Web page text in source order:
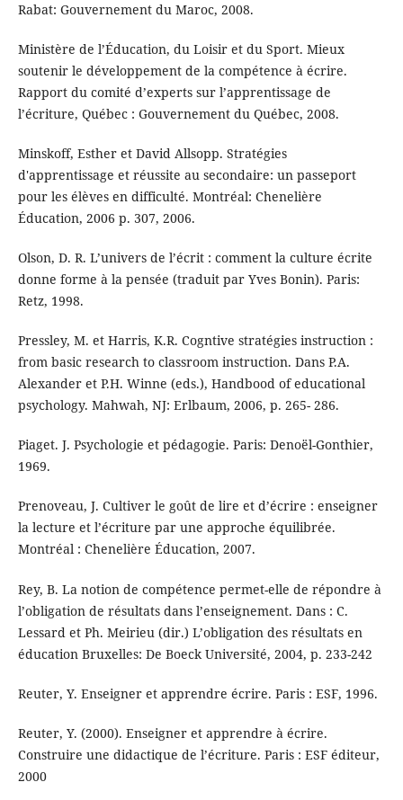
Rabat: Gouvernement du Maroc, 2008.
Ministère de l’Éducation, du Loisir et du Sport. Mieux
soutenir le développement de la compétence à écrire.
Rapport du comité d’experts sur l’apprentissage de
l’écriture, Québec : Gouvernement du Québec, 2008.
Minskoff, Esther et David Allsopp. Stratégies
d'apprentissage et réussite au secondaire: un passeport
pour les élèves en difficulté. Montréal: Chenelière
Éducation, 2006 p. 307, 2006.
Olson, D. R. L’univers de l’écrit : comment la culture écrite
donne forme à la pensée (traduit par Yves Bonin). Paris:
Retz, 1998.
Pressley, M. et Harris, K.R. Cogntive stratégies instruction :
from basic research to classroom instruction. Dans P.A.
Alexander et P.H. Winne (eds.), Handbood of educational
psychology. Mahwah, NJ: Erlbaum, 2006, p. 265- 286.
Piaget. J. Psychologie et pédagogie. Paris: Denoël-Gonthier,
1969.
Prenoveau, J. Cultiver le goût de lire et d’écrire : enseigner
la lecture et l’écriture par une approche équilibrée.
Montréal : Chenelière Éducation, 2007.
Rey, B. La notion de compétence permet-elle de répondre à
l’obligation de résultats dans l’enseignement. Dans : C.
Lessard et Ph. Meirieu (dir.) L’obligation des résultats en
éducation Bruxelles: De Boeck Université, 2004, p. 233-242
Reuter, Y. Enseigner et apprendre écrire. Paris : ESF, 1996.
Reuter, Y. (2000). Enseigner et apprendre à écrire.
Construire une didactique de l’écriture. Paris : ESF éditeur,
2000